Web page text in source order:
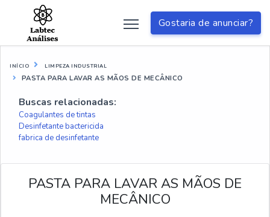
Gostaria de anunciar?
INÍCIO LIMPEZA INDUSTRIAL
PASTA PARA LAVAR AS MÃOS DE MECÂNICO
Buscas relacionadas:
Coagulantes de tintas
Desinfetante bactericida
fabrica de desinfetante
PASTA PARA LAVAR AS MÃOS DE
MECÂNICO